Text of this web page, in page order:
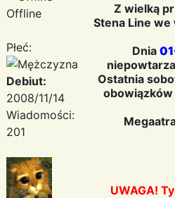
Offline
Płeć:
Debiut:
2008/11/14
Wiadomości:
201
Z wielką
Stena Line
Dnia
Ostatnia
obowiązków
UWAGA!